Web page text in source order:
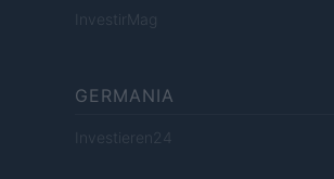
InvestirMag
GERMANIA
Investieren24